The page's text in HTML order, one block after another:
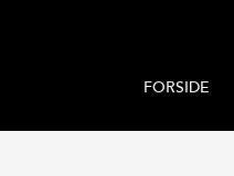
FORSIDE